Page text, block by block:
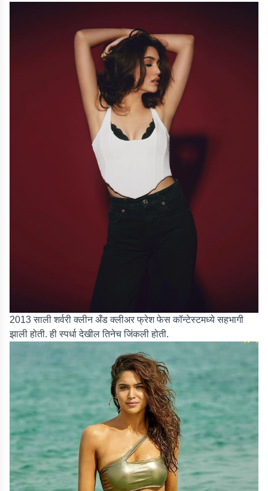
2013 साली शर्वरी क्लीन अँड क्लीअर फ्रेश फेस कॉन्टेस्टमध्ये सहभागी
झाली होती. ही स्पर्धा देखील तिनेच जिंकली होती.